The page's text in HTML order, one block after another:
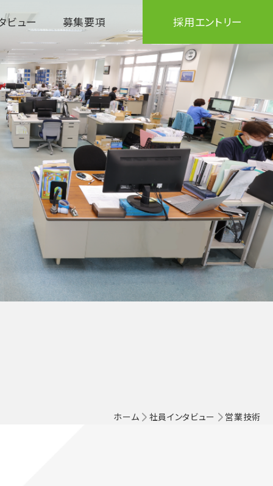
ビュー 募集要項 採用エントリー
ホーム 社員インタビュー 営業技術